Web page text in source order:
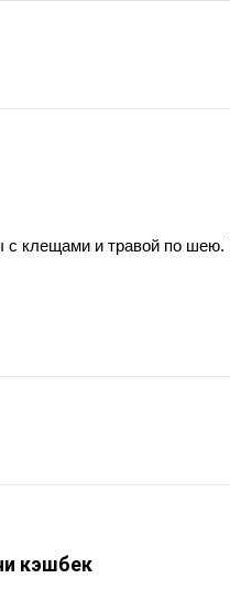
с клещами и травой по
кэшбек